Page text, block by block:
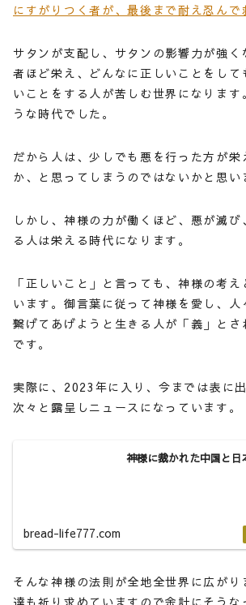
にすがりつく者が、最後まで耐え忍んで
サタンが支配し、サタンの影響力が強く
者ほど栄え、どんなに正しいことをして
いことをする人が苦しむ世界になります
うな時代でした。
だから人は、少しでも悪を行った方が栄
か、と思ってしまうのではないかと思い
しかし、神様の力が働くほど、悪が滅
る人は栄える時代になります。
「正しいこと」と言っても、神様の考
います。御言葉に従って神様を愛し、人
繋げてあげようと生きる人が「義」とさ
です。
実際に、2023年に入り、今までは表に
次々と露呈しニュースになっています。
神様に裁かれた中国と日
bread-life777.com
そんな神様の法則が全地全世界に広がり